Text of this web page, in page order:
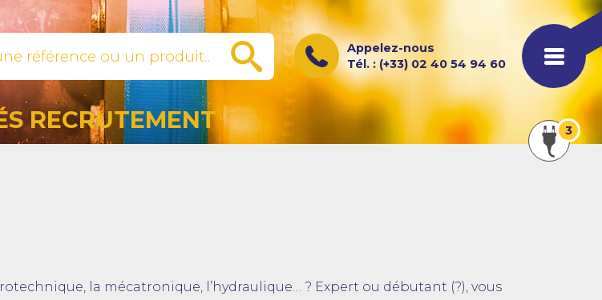
OK
Appelez-nous
Tél. : (+33) 02 40 54 94 60
RECRUTEMENT
Afficher
les
3
la mécatronique, l’hydraulique… ? Expert ou débutant (?), vous